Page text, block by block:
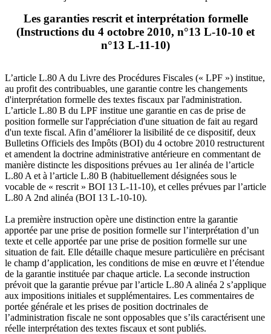
Les garanties rescrit et interprétation formelle
(Instructions du 4 octobre 2010, n°13 L-10-10 et
n°13 L-11-10)
L’article L.80 A du Livre des Procédures Fiscales (« LPF ») institue,
au profit des contribuables, une garantie contre les changements
d'interprétation formelle des textes fiscaux par l'administration.
L’article L.80 B du LPF institue une garantie en cas de prise de
position formelle sur l'appréciation d'une situation de fait au regard
d'un texte fiscal. Afin d’améliorer la lisibilité de ce dispositif, deux
Bulletins Officiels des Impôts (BOI) du 4 octobre 2010 restructurent
et amendent la doctrine administrative antérieure en commentant de
manière distincte les dispositions prévues au 1er alinéa de l’article
L.80 A et à l’article L.80 B (habituellement désignées sous le
vocable de « rescrit » BOI 13 L-11-10), et celles prévues par l’article
L.80 A 2nd alinéa (BOI 13 L-10-10).
La première instruction opère une distinction entre la garantie
apportée par une prise de position formelle sur l’interprétation d’un
texte et celle apportée par une prise de position formelle sur une
situation de fait. Elle détaille chaque mesure particulière en précisant
le champ d’application, les conditions de mise en œuvre et l’étendue
de la garantie instituée par chaque article. La seconde instruction
prévoit que la garantie prévue par l’article L.80 A alinéa 2 s’applique
aux impositions initiales et supplémentaires. Les commentaires de
portée générale et les prises de position doctrinales de
l’administration fiscale ne sont opposables que s’ils caractérisent une
réelle interprétation des textes fiscaux et sont publiés.